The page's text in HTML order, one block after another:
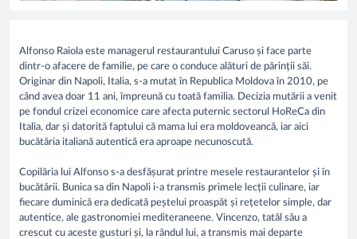
Alfonso Raiola este managerul restaurantului Caruso și face parte
dintr-o afacere de familie, pe care o conduce alături de părinții săi.
Originar din Napoli, Italia, s-a mutat în Republica Moldova în 2010, pe
când avea doar 11 ani, împreună cu toată familia. Decizia mutării a venit
pe fondul crizei economice care afecta puternic sectorul HoReCa din
Italia, dar și datorită faptului că mama lui era moldoveancă, iar aici
bucătăria italiană autentică era aproape necunoscută.
Copilăria lui Alfonso s-a desfășurat printre mesele restaurantelor și în
bucătării. Bunica sa din Napoli i-a transmis primele lecții culinare, iar
fiecare duminică era dedicată peștelui proaspăt și rețetelor simple, dar
autentice, ale gastronomiei mediteraneene. Vincenzo, tatăl său a
crescut cu aceste gusturi și, la rândul lui, a transmis mai departe